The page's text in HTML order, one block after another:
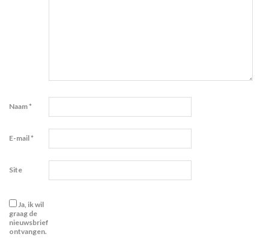
Naam*
E-mail*
Site
Ja, ik wil
graag de
nieuwsbrief
ontvangen.